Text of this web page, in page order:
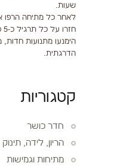
שעות.
לאחר כל מתיחה הרפו את
חזרו על כל תרגיל כ-5 פעמים.
הימנעו מתנועות
הדרגתית.
קטגוריות
חדר כושר
הריון, לידה, תינוק
מתיחות וגמישות